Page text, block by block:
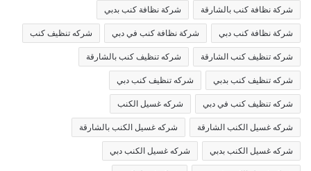
شركة نظافة كنب بالشارقة شركة نظافة كنب بدبي
شركة نظافة كنب دبي شركة نظافة كنب في دبي شركه تنظيف كنب
شركه تنظيف كنب الشارقة شركه تنظيف كنب بالشارقة
شركه تنظيف كنب بدبي شركه تنظيف كنب دبي
شركه تنظيف كنب في دبي شركه غسيل الكنب
شركه غسيل الكنب الشارقة شركه غسيل الكنب بالشارقة
شركه غسيل الكنب بدبي شركه غسيل الكنب دبي